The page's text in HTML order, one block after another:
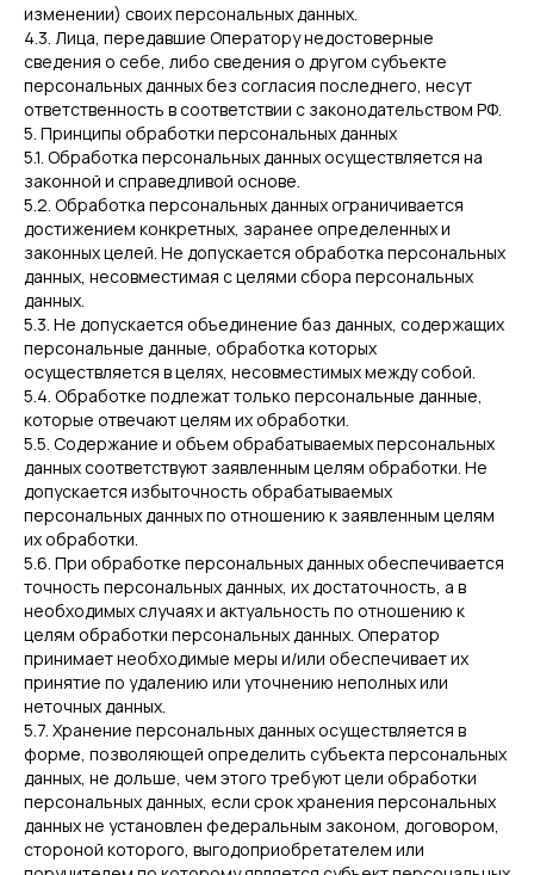
изменении) своих персональных данных.
4.3. Лица, передавшие Оператору недостоверные
сведения о себе, либо сведения о другом субъекте
персональных данных без согласия последнего, несут
ответственность в соответствии с законодательством РФ.
5. Принципы обработки персональных данных
5.1. Обработка персональных данных осуществляется на
законной и справедливой основе.
5.2. Обработка персональных данных ограничивается
достижением конкретных, заранее определенных и
законных целей. Не допускается обработка персональных
данных, несовместимая с целями сбора персональных
данных.
5.3. Не допускается объединение баз данных, содержащих
персональные данные, обработка которых
осуществляется в целях, несовместимых между собой.
5.4. Обработке подлежат только персональные данные,
которые отвечают целям их обработки.
5.5. Содержание и объем обрабатываемых персональных
данных соответствуют заявленным целям обработки. Не
допускается избыточность обрабатываемых
персональных данных по отношению к заявленным целям
их обработки.
5.6. При обработке персональных данных обеспечивается
точность персональных данных, их достаточность, а в
необходимых случаях и актуальность по отношению к
целям обработки персональных данных. Оператор
принимает необходимые меры и/или обеспечивает их
принятие по удалению или уточнению неполных или
неточных данных.
5.7. Хранение персональных данных осуществляется в
форме, позволяющей определить субъекта персональных
данных, не дольше, чем этого требуют цели обработки
персональных данных, если срок хранения персональных
данных не установлен федеральным законом, договором,
стороной которого, выгодоприобретателем или